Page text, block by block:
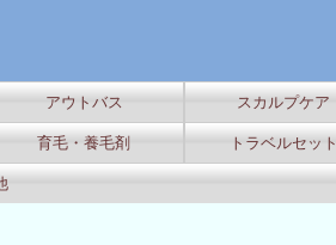
アウトバス スカルプケア
育毛・養毛剤 トラベルセット